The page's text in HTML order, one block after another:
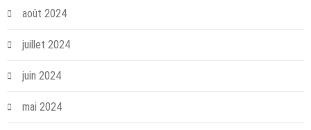
août 2024
juillet 2024
juin 2024
mai 2024